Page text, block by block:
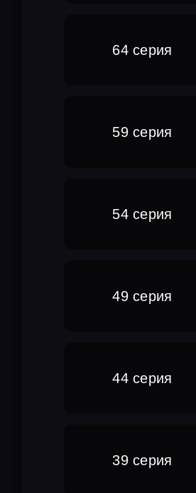
64 серия
59 серия
54 серия
49 серия
44 серия
39 серия